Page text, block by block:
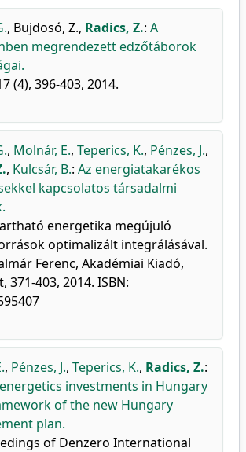
, Bujdosó, Z., Radics, Z.: A
megrendezett edzőtáborok
(4), 396-403, 2014.
, Molnár, E., Teperics, K., Pénzes, J.,
, Kulcsár, B.: Az energiatakarékos
kapcsolatos társadalmi
energetika megújuló
optimalizált integrálásával.
Ferenc, Akadémiai Kiadó,
371-403, 2014. ISBN:
, Pénzes, J., Teperics, K., Radics, Z.:
investments in Hungary
of the new Hungary
plan.
of Denzero International